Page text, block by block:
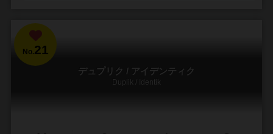
No.21
デュプリク / アイデンティク
Duplik / Identik